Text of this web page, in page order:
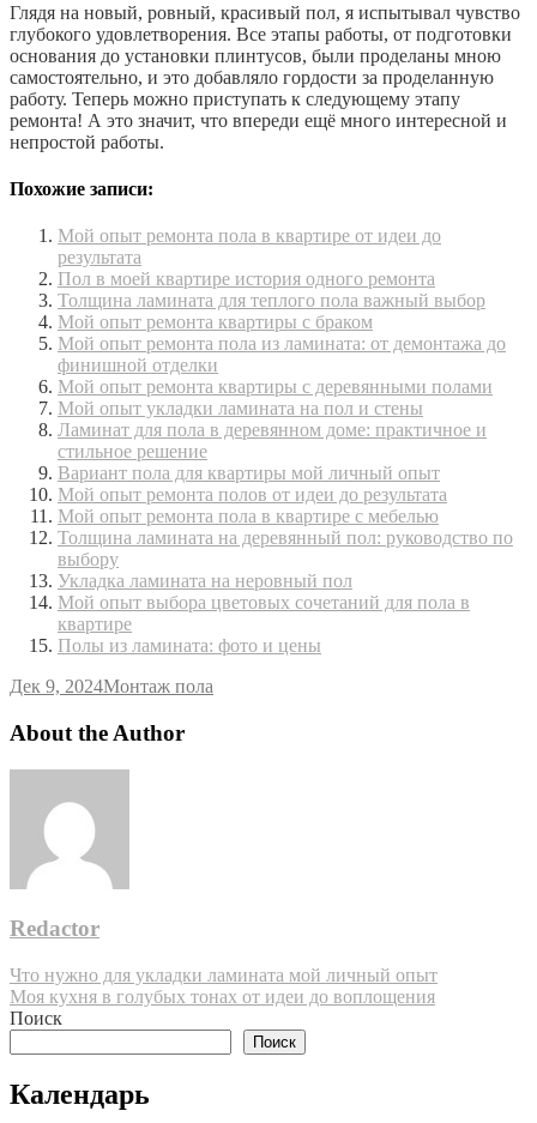
Глядя на новый, ровный, красивый пол, я испытывал чувство
глубокого удовлетворения. Все этапы работы, от подготовки
основания до установки плинтусов, были проделаны мною
самостоятельно, и это добавляло гордости за проделанную
работу. Теперь можно приступать к следующему этапу
ремонта! А это значит, что впереди ещё много интересной и
непростой работы.
Похожие записи:
Мой опыт ремонта пола в квартире от идеи до
результата
Пол в моей квартире история одного ремонта
Толщина ламината для теплого пола важный выбор
Мой опыт ремонта квартиры с браком
Мой опыт ремонта пола из ламината: от демонтажа до
финишной отделки
Мой опыт ремонта квартиры с деревянными полами
Мой опыт укладки ламината на пол и стены
Ламинат для пола в деревянном доме: практичное и
стильное решение
Вариант пола для квартиры мой личный опыт
Мой опыт ремонта полов от идеи до результата
Мой опыт ремонта пола в квартире с мебелью
Толщина ламината на деревянный пол: руководство по
выбору
Укладка ламината на неровный пол
Мой опыт выбора цветовых сочетаний для пола в
квартире
Полы из ламината: фото и цены
Дек 9, 2024Монтаж пола
About the Author
Redactor
Навигация
по
Что нужно для укладки ламината мой личный опыт
Моя кухня в голубых тонах от идеи до воплощения
Поиск
Поиск
Календарь